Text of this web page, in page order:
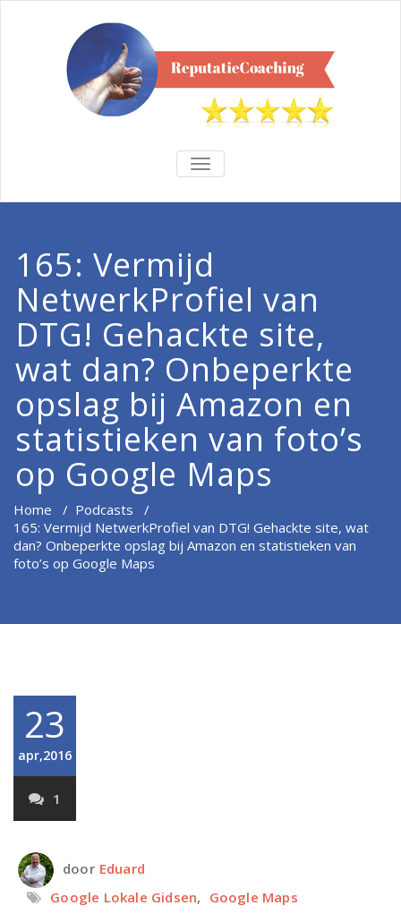
TOGGLE
165: Vermijd
NetwerkProfiel van
DTG! Gehackte site,
wat dan? Onbeperkte
opslag bij Amazon en
statistieken van foto’s
op Google Maps
Home / Podcasts /
165: Vermijd NetwerkProfiel van DTG! Gehackte site, wat
dan? Onbeperkte opslag bij Amazon en statistieken van
foto’s op Google Maps
23
apr,2016
1
door Eduard
Google Lokale Gidsen, Google Maps